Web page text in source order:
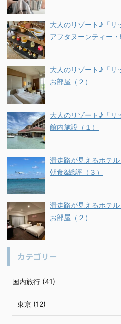
大人のリゾート♪「リ
アフタヌーンティー・
大人のリゾート♪「リ
お部屋（２）
大人のリゾート♪「リ
館内施設（１）
滑走路が見えるホテ
朝食&総評（３）
滑走路が見えるホテ
お部屋（２）
カテゴリー
国内旅行 (41)
東京 (12)